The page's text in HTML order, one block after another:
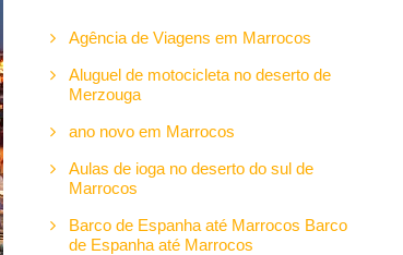
Agência de Viagens em Marrocos
Aluguel de motocicleta no deserto de
Merzouga
ano novo em Marrocos
Aulas de ioga no deserto do sul de
Marrocos
Barco de Espanha até Marrocos Barco
de Espanha até Marrocos